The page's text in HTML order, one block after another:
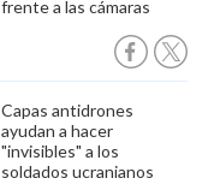
frente a las cámaras
Capas antidrones
ayudan a hacer
"invisibles" a los
soldados ucranianos